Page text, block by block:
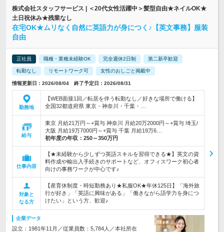
株式会社スタッフサービス | ＜20代女性活躍中＞髪型自由★ネイルOK★
土日祝休み★残業なし
在宅OK★ムリなく自然に英語力が身につく♪【英文事務】服装
自由
正社員 職種・業種未経験OK 完全週休2日制 第二新卒歓迎
転勤なし リモートワーク可 女性のおしごと掲載中
情報更新日：2026/08/04 終了予定日：2026/08/31
勤務地
【WEB面接1回／転居を伴う転勤なし／好きな場所で働ける】
全国32都道府県 東京・神奈川・千葉・…
給与
東京 月給21万円～+賞与 神奈川 月給20万2000円～+賞与 埼玉/
大阪 月給19万7000円～+賞与 千葉 月給19万6…
初年度の年収： 250～350万円
仕事内容
【★未経験から少しずつ英語スキルを習得できる★】英文の資
料作成や輸出入手続きのサポートなど、オフィスワーク初心者
向けの事務ワークが中心です♪
対象と
なる方
【産育休制度・時短勤務あり★私服OK★年休125日】「海外旅
行が好き」「英語に興味がある」「働きながら語学力を身につ
けたい」という方、歓迎♪
企業データ
設立：1981年11月／従業員数：5,784人／本社所在